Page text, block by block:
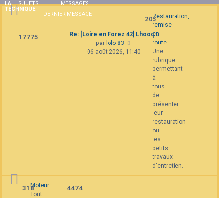
LA
TECHNIQUE
SUJETS
MESSAGES
DERNIER MESSAGE
Restauration,
remise
en
route.
Une
rubrique
permettant
à
tous
de
présenter
leur
restauration
ou
les
petits
travaux
d'entretien.
205
17775
Re: [Loire en Forez 42] Lhooq…
par lolo 83
Consulter
le
message
06 août 2026, 11:40
Moteur
Tout
318 4474